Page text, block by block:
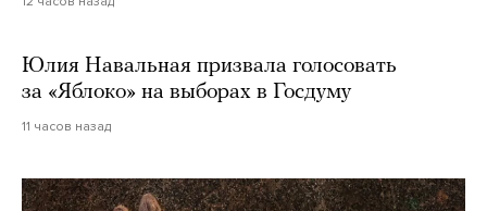
Юлия Навальная призвала голосовать
за «Яблоко» на выборах в Госдуму
11 часов назад